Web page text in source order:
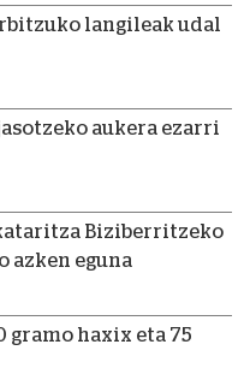
langileak udal
aukera ezarri
Biziberritzeko
azken eguna
gramo haxix eta 75